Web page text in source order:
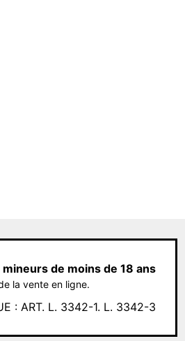
de moins de 18 ans
la vente en ligne.
: ART. L. 3342-1. L. 3342-3